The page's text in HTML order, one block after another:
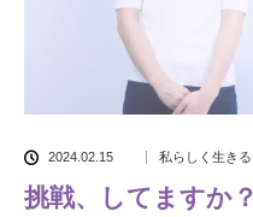
2024.02.15 私らしく生きる
挑戦、してますか？